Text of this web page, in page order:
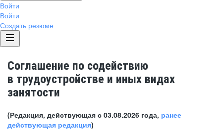
Войти
Войти
Создать резюме
Соглашение по содействию
в трудоустройстве и иных видах
занятости
(Редакция, действующая с 03.08.2026 года, ранее
действующая редакция)